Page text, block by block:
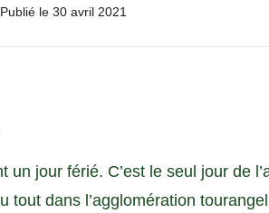
Publié le 30 avril 2021
un jour férié. C’est le seul jour de
tout dans l’agglomération